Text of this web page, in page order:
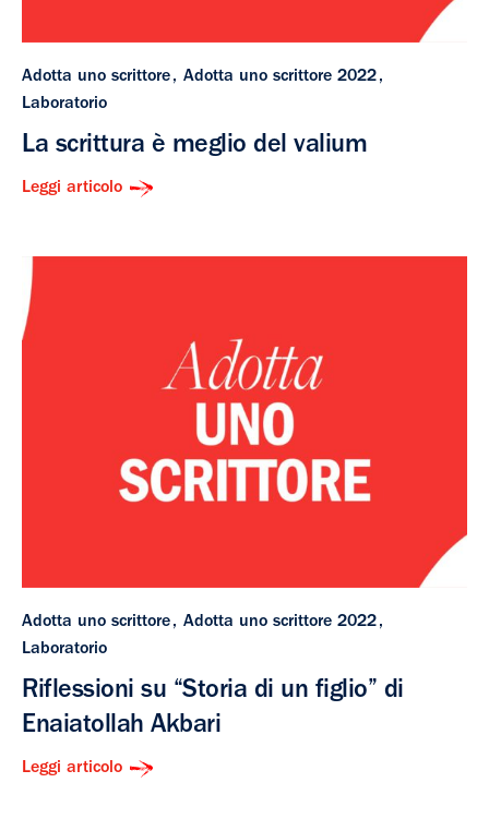
Adotta uno scrittore
Adotta uno scrittore 2022
Laboratorio
La scrittura è meglio del valium
Leggi articolo
Adotta uno scrittore
Adotta uno scrittore 2022
Laboratorio
Riflessioni su “Storia di un figlio” di
Enaiatollah Akbari
Leggi articolo